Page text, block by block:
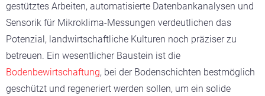
gestütztes Arbeiten, automatisierte Datenbankanalysen und
Sensorik für Mikroklima-Messungen verdeutlichen das
Potenzial, landwirtschaftliche Kulturen noch präziser zu
betreuen. Ein wesentlicher Baustein ist die
Bodenbewirtschaftung, bei der Bodenschichten bestmöglich
geschützt und regeneriert werden sollen, um ein solide